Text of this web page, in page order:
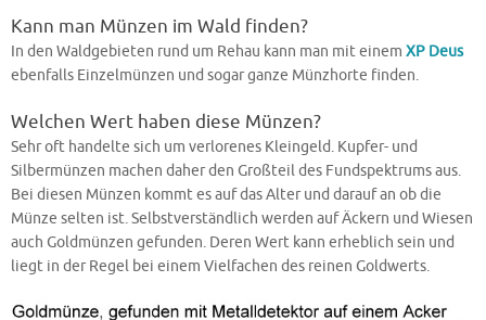
Kann man Münzen im Wald finden?
In den Waldgebieten rund um Rehau kann man mit einem XP Deus
ebenfalls Einzelmünzen und sogar ganze Münzhorte finden.
Welchen Wert haben diese Münzen?
Sehr oft handelte sich um verlorenes Kleingeld. Kupfer- und
Silbermünzen machen daher den Großteil des Fundspektrums aus.
Bei diesen Münzen kommt es auf das Alter und darauf an ob die
Münze selten ist. Selbstverständlich werden auf Äckern und Wiesen
auch Goldmünzen gefunden. Deren Wert kann erheblich sein und
liegt in der Regel bei einem Vielfachen des reinen Goldwerts.